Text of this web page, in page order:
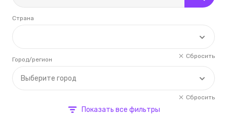
Страна
Сбросить
Выберите город
Город/регион
Сбросить
Показать все фильтры